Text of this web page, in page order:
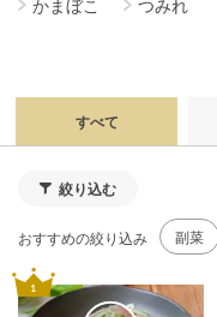
かまぼこ
つみれ
すべて
絞り込む
おすすめの絞り込み 副菜